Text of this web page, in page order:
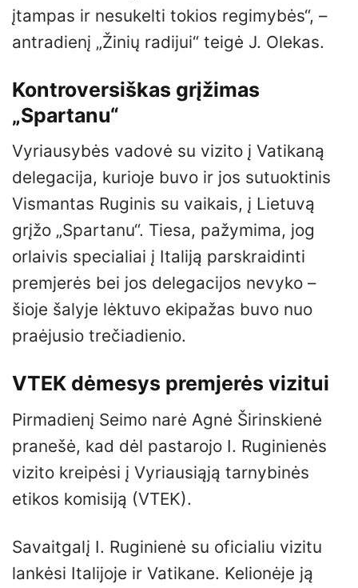
įtampas ir nesukelti tokios regimybės“, –
antradienį „Žinių radijui“ teigė J. Olekas.
Kontroversiškas grįžimas
„Spartanu“
Vyriausybės vadovė su vizito į Vatikaną
delegacija, kurioje buvo ir jos sutuoktinis
Vismantas Ruginis su vaikais, į Lietuvą
grįžo „Spartanu“. Tiesa, pažymima, jog
orlaivis specialiai į Italiją parskraidinti
premjerės bei jos delegacijos nevyko –
šioje šalyje lėktuvo ekipažas buvo nuo
praėjusio trečiadienio.
VTEK dėmesys premjerės vizitui
Pirmadienį Seimo narė Agnė Širinskienė
pranešė, kad dėl pastarojo I. Ruginienės
vizito kreipėsi į Vyriausiąją tarnybinės
etikos komisiją (VTEK).
Savaitgalį I. Ruginienė su oficialiu vizitu
lankėsi Italijoje ir Vatikane. Kelionėje ją